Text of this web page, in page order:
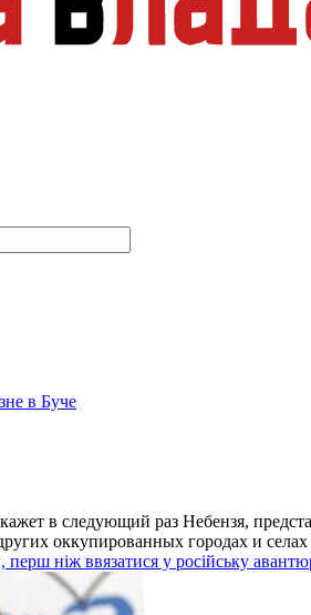
в Буче
в следующий раз Небензя,
оккупированных городах и
перш ніж ввязатися у російську